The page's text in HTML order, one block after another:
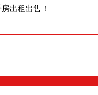
出租出售！